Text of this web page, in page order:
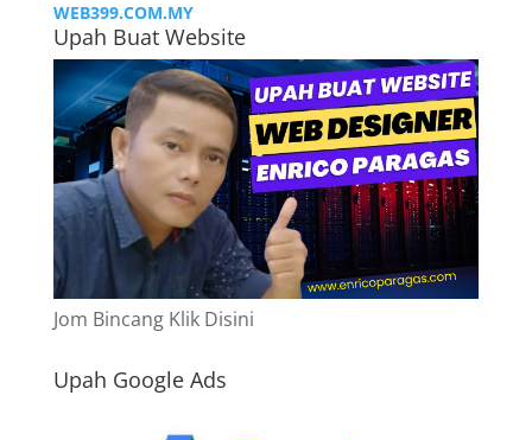
WEB399.COM.MY
Upah Buat Website
Jom Bincang Klik Disini
Upah Google Ads